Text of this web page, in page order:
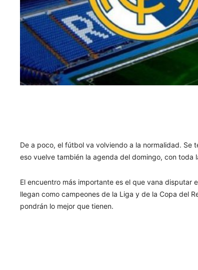
De a poco, el fútbol va volviendo a la normalidad. Se
eso vuelve también la agenda del domingo, con toda
El encuentro más importante es el que vana disputar
llegan como campeones de la Liga y de la Copa del
pondrán lo mejor que tienen.